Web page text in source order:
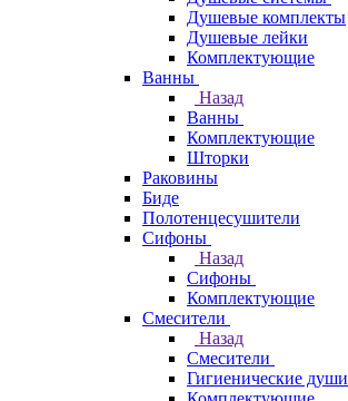
Душевые комплекты
Душевые лейки
Комплектующие
Ванны
Назад
Ванны
Комплектующие
Шторки
Раковины
Биде
Полотенцесушители
Сифоны
Назад
Сифоны
Комплектующие
Смесители
Назад
Смесители
Гигиенические души